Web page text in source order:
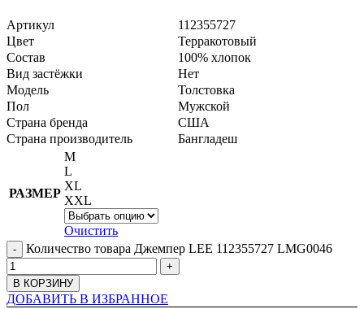
Артикул
112355727
Цвет
Терракотовый
Состав
100% хлопок
Вид застёжки
Нет
Модель
Толстовка
Пол
Мужской
Страна бренда
США
Страна производитель
Бангладеш
РАЗМЕР
M
L
XL
XXL
Очистить
Количество товара Джемпер LEE 112355727 LMG0046
В КОРЗИНУ
ДОБАВИТЬ В ИЗБРАННОЕ